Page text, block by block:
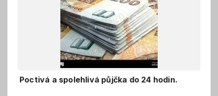
Poctivá a spolehlivá půjčka do 24 hodin.